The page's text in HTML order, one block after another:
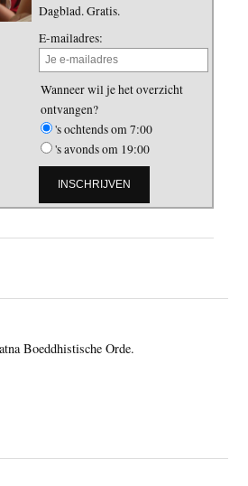
Dagblad. Gratis.
E-mailadres:
Wanneer wil je het overzicht
ontvangen?
's ochtends om 7:00
's avonds om 19:00
Boeddhistische Orde.